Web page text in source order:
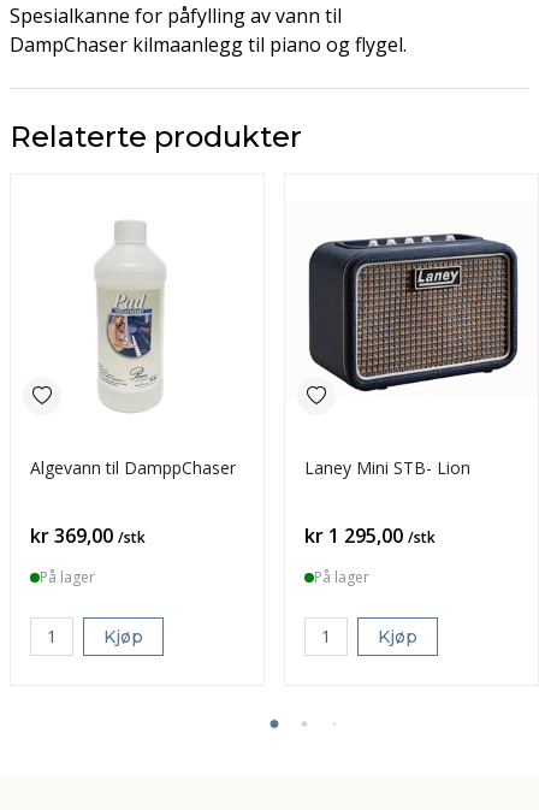
Spesialkanne for påfylling av vann til
DampChaser kilmaanlegg til piano og flygel.
Relaterte produkter
Algevann til DamppChaser
Pris
kr 369,00 /stk
På lager
Kjøp
Laney Mini STB- Lion
Pris
kr 1 295,00 /stk
På lager
Kjøp